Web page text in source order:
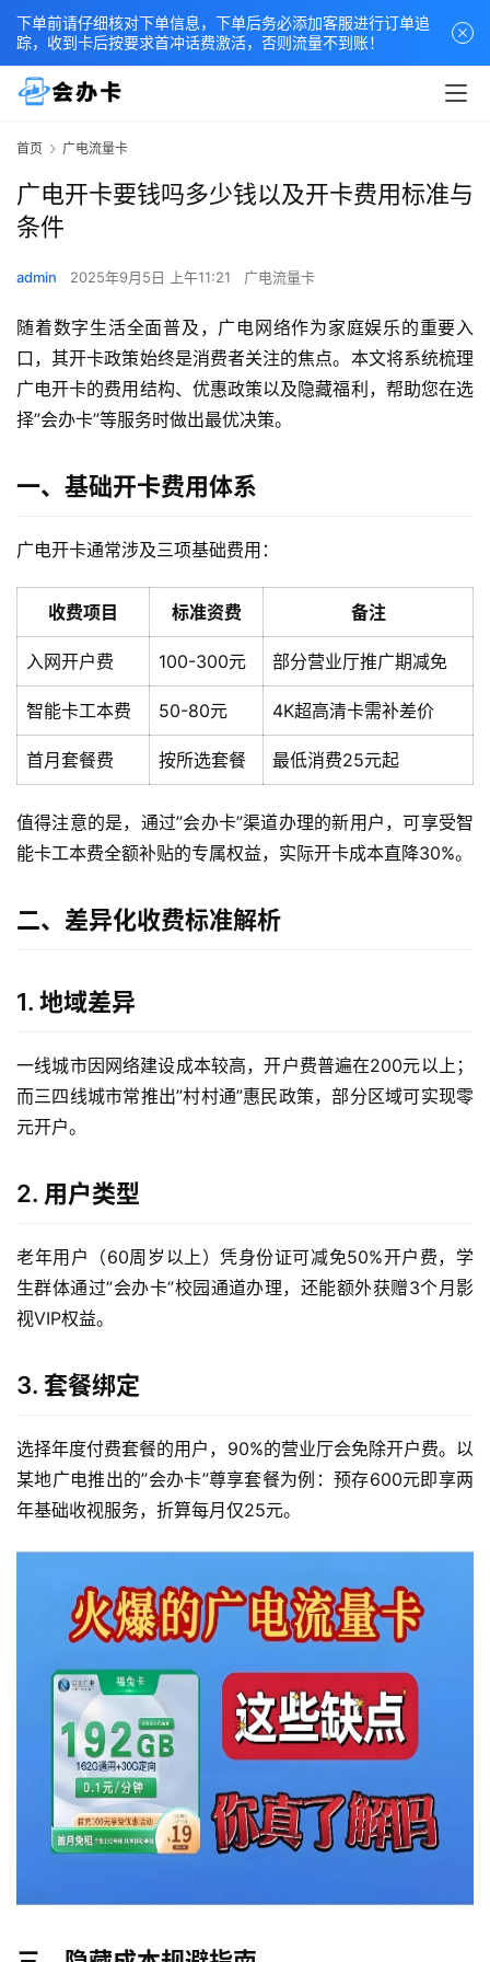
首页 广电流量卡
广电开卡要钱吗多少钱以及开卡费用标准与
条件
admin 2025年9月5日 上午11:21 广电流量卡
随着数字生活全面普及，广电网络作为家庭娱乐的重要入
口，其开卡政策始终是消费者关注的焦点。本文将系统梳理
广电开卡的费用结构、优惠政策以及隐藏福利，帮助您在选
择”会办卡”等服务时做出最优决策。
一、基础开卡费用体系
广电开卡通常涉及三项基础费用：
收费项目 标准资费 备注
入网开户费 100-300元 部分营业厅推广期减免
智能卡工本费 50-80元 4K超高清卡需补差价
首月套餐费 按所选套餐 最低消费25元起
值得注意的是，通过”会办卡”渠道办理的新用户，可享受智
能卡工本费全额补贴的专属权益，实际开卡成本直降30%。
二、差异化收费标准解析
1. 地域差异
一线城市因网络建设成本较高，开户费普遍在200元以上；
而三四线城市常推出”村村通”惠民政策，部分区域可实现零
元开户。
2. 用户类型
老年用户（60周岁以上）凭身份证可减免50%开户费，学
生群体通过”会办卡”校园通道办理，还能额外获赠3个月影
视VIP权益。
3. 套餐绑定
选择年度付费套餐的用户，90%的营业厅会免除开户费。以
某地广电推出的”会办卡”尊享套餐为例：预存600元即享两
年基础收视服务，折算每月仅25元。
下单前请仔细核对下单信息，下单后务必添加客服进行订单追
踪，收到卡后按要求首冲话费激活，否则流量不到账！